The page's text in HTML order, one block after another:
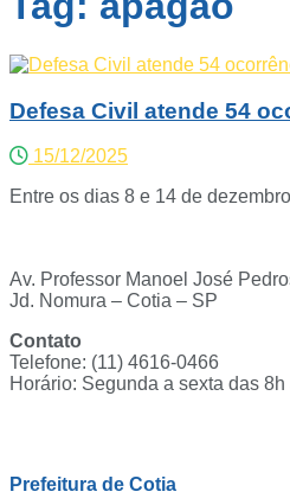
Defesa Civil atende 54
15/12/2025
Entre os dias 8 e 14 de
Av. Professor Manoel José
Jd. Nomura – Cotia – SP
Contato
Telefone: (11) 4616-0466
Horário: Segunda a sexta das 8h
Prefeitura de Cotia